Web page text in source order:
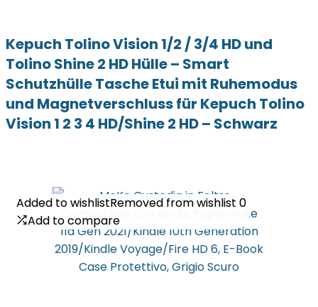
Kepuch Tolino Vision 1/2 / 3/4 HD und
Tolino Shine 2 HD Hülle – Smart
Schutzhülle Tasche Etui mit Ruhemodus
und Magnetverschluss für Kepuch Tolino
Vision 1 2 3 4 HD/Shine 2 HD – Schwarz
Added to wishlistRemoved from wishlist 0
Add to compare
Added to wishlistRemoved from wishlist 0
Add to compare